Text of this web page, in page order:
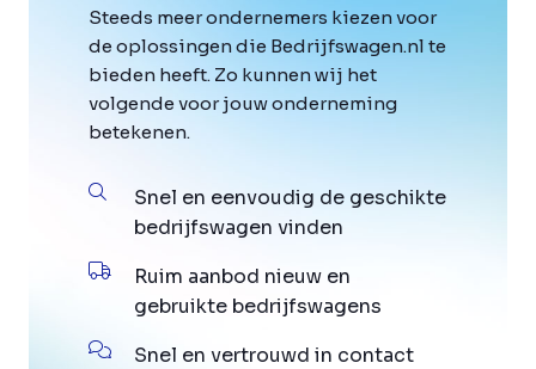
Steeds meer ondernemers kiezen voor
de oplossingen die Bedrijfswagen.nl te
bieden heeft. Zo kunnen wij het
volgende voor jouw onderneming
betekenen.
Snel en eenvoudig de geschikte
bedrijfswagen vinden
Ruim aanbod nieuw en
gebruikte bedrijfswagens
Snel en vertrouwd in contact